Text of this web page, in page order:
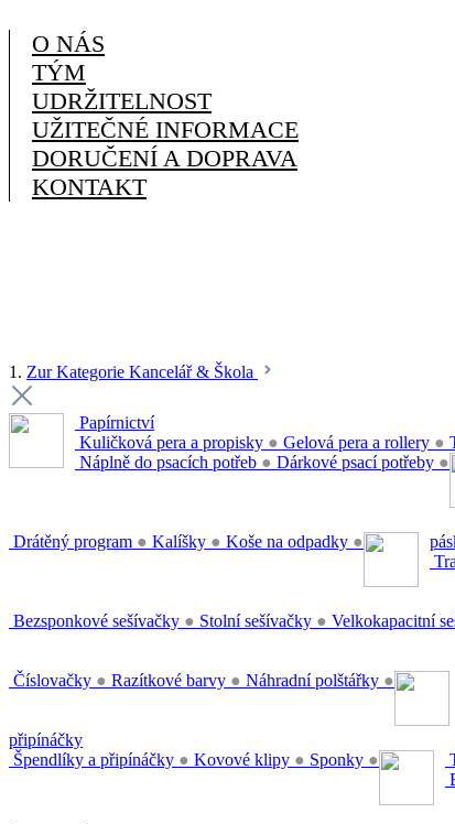
O NÁS
TÝM
UDRŽITELNOST
UŽITEČNÉ INFORMACE
DORUČENÍ A DOPRAVA
KONTAKT
1. Zur Kategorie Kancelář & Škola
Papírnictví
Kuličková pera a propisky ● Gelová pera a rollery ●
Náplně do psacích potřeb ● Dárkové psací potřeby ●
Drátěný program ● Kalíšky ● Koše na odpadky ●
Bezsponkové sešívačky ● Stolní sešívačky ● Velkokapacitní
Číslovačky ● Razítkové barvy ● Náhradní polštářky ●
připínáčky
Špendlíky a připínáčky ● Kovové klipy ● Sponky ●